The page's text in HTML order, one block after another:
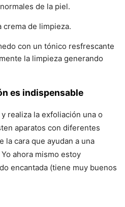
de la piel.
crema de limpieza.
con un tónico resfrescante
la limpieza generando
es indispensable
realiza la exfoliación una o
aparatos con diferentes
la cara que ayudan a una
ahora mismo estoy
encantada (tiene muy buenos